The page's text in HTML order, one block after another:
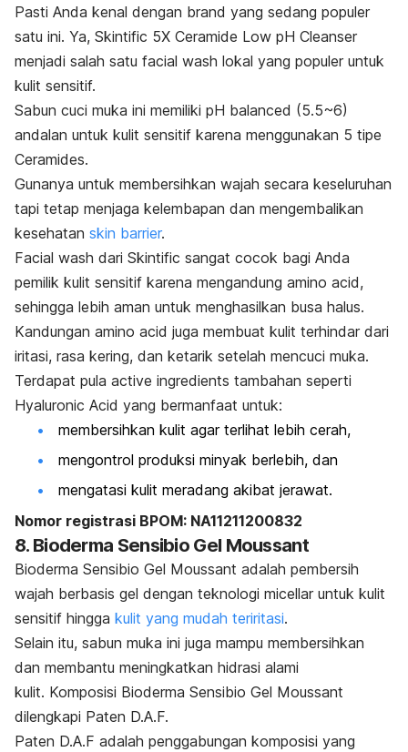
Pasti Anda kenal dengan brand yang sedang populer
satu ini. Ya, Skintific 5X Ceramide Low pH Cleanser
menjadi salah satu facial wash lokal yang populer untuk
kulit sensitif.
Sabun cuci muka ini memiliki pH balanced (5.5~6)
andalan untuk kulit sensitif karena menggunakan 5 tipe
Ceramides.
Gunanya untuk membersihkan wajah secara keseluruhan
tapi tetap menjaga kelembapan dan mengembalikan
kesehatan skin barrier.
Facial wash dari Skintific sangat cocok bagi Anda
pemilik kulit sensitif karena mengandung amino acid,
sehingga lebih aman untuk menghasilkan busa halus.
Kandungan amino acid juga membuat kulit terhindar dari
iritasi, rasa kering, dan ketarik setelah mencuci muka.
Terdapat pula active ingredients tambahan seperti
Hyaluronic Acid yang bermanfaat untuk:
membersihkan kulit agar terlihat lebih cerah,
mengontrol produksi minyak berlebih, dan
mengatasi kulit meradang akibat jerawat.
Nomor registrasi BPOM: NA11211200832
8. Bioderma Sensibio Gel Moussant
Bioderma Sensibio Gel Moussant adalah pembersih
wajah berbasis gel dengan teknologi micellar untuk kulit
sensitif hingga kulit yang mudah teriritasi.
Selain itu, sabun muka ini juga mampu membersihkan
dan membantu meningkatkan hidrasi alami
kulit. Komposisi Bioderma Sensibio Gel Moussant
dilengkapi Paten D.A.F.
Paten D.A.F adalah penggabungan komposisi yang